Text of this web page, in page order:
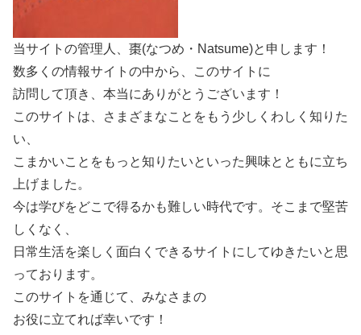
当サイトの管理人、棗(なつめ・Natsume)と申します！
数多くの情報サイトの中から、このサイトに
訪問して頂き、本当にありがとうございます！
このサイトは、さまざまなことをもう少しくわしく知りた
い、
こまかいことをもっと知りたいといった興味とともに立ち
上げました。
今は学びをどこで得るかも難しい時代です。そこまで堅苦
しくなく、
日常生活を楽しく面白くできるサイトにしてゆきたいと思
っております。
このサイトを通じて、みなさまの
お役に立てれば幸いです！